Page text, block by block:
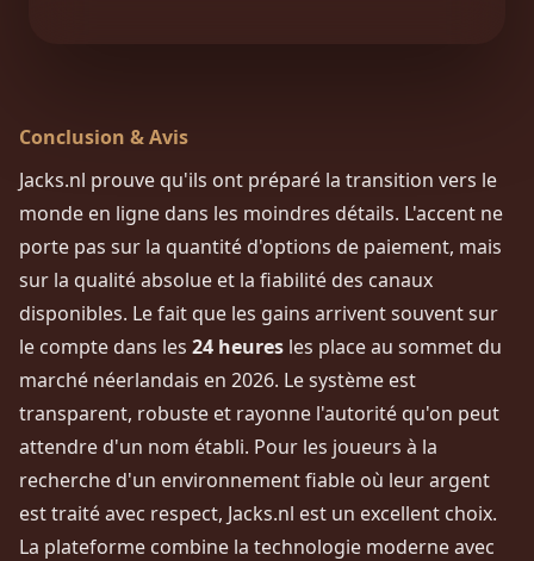
Conclusion & Avis
Jacks.nl prouve qu'ils ont préparé la transition vers le
monde en ligne dans les moindres détails. L'accent ne
porte pas sur la quantité d'options de paiement, mais
sur la qualité absolue et la fiabilité des canaux
disponibles. Le fait que les gains arrivent souvent sur
le compte dans les 24 heures les place au sommet du
marché néerlandais en 2026. Le système est
transparent, robuste et rayonne l'autorité qu'on peut
attendre d'un nom établi. Pour les joueurs à la
recherche d'un environnement fiable où leur argent
est traité avec respect, Jacks.nl est un excellent choix.
La plateforme combine la technologie moderne avec